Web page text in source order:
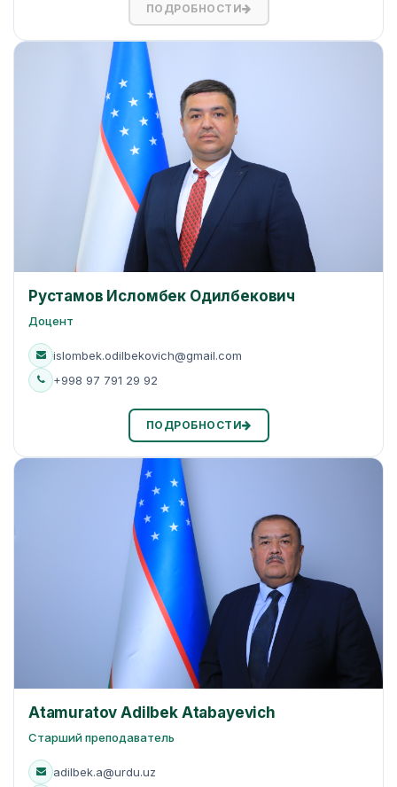
ПОДРОБНОСТИ
Рустамов Исломбек Одилбекович
Доцент
islombek.odilbekovich@gmail.com
+998 97 791 29 92
ПОДРОБНОСТИ
Atamuratov Adilbek Atabayevich
Старший преподаватель
adilbek.a@urdu.uz